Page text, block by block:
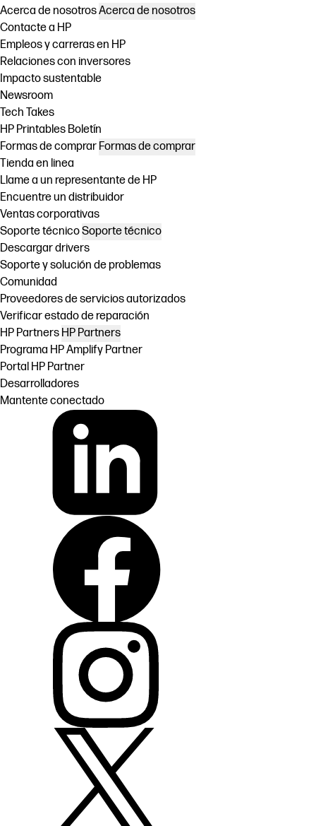
Acerca de nosotrosAcerca de nosotros
Contacte a HP
Empleos y carreras en HP
Relaciones con inversores
Impacto sustentable
Newsroom
Tech Takes
HP Printables Boletín
Formas de comprar Formas de comprar
Tienda en linea
Llame a un representante de HP
Encuentre un distribuidor
Ventas corporativas
Soporte técnicoSoporte técnico
Descargar drivers
Soporte y solución de problemas
Comunidad
Proveedores de servicios autorizados
Verificar estado de reparación
HP Partners HP Partners
Programa HP Amplify Partner
Portal HP Partner
Desarrolladores
Mantente conectado